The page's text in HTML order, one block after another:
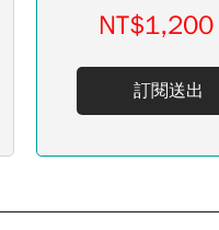
NT$1,200
訂閱送出